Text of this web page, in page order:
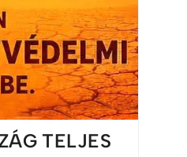
TELJES